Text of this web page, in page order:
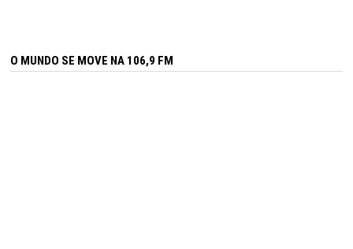
O MUNDO SE MOVE NA 106,9 FM